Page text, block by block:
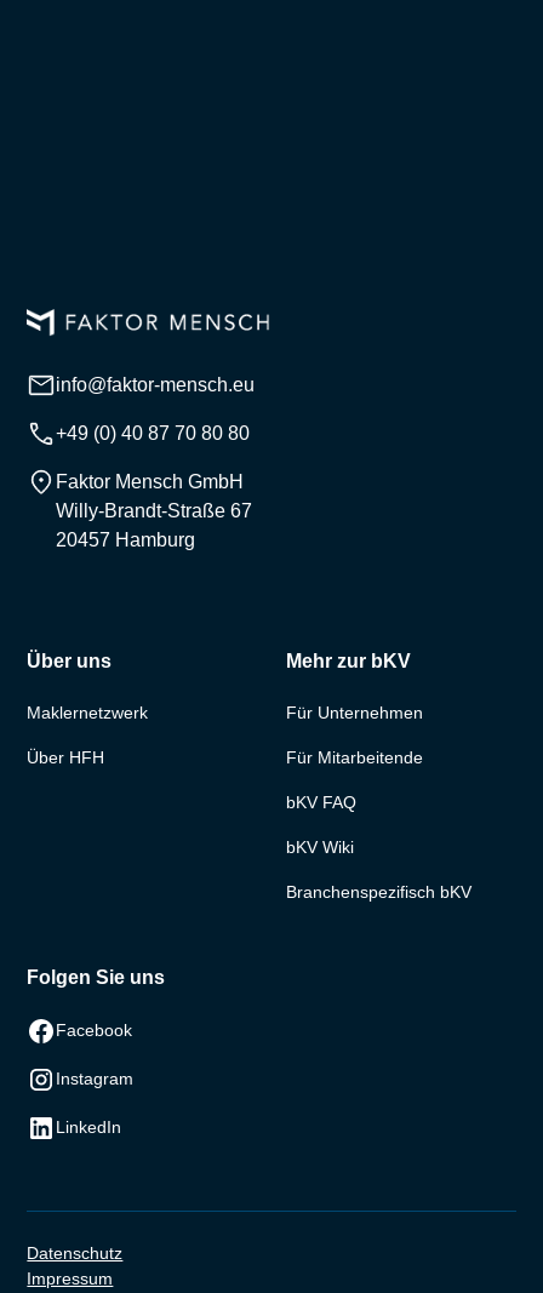
info@faktor-mensch.eu
+49 (0) 40 87 70 80 80
Faktor Mensch GmbH
Willy-Brandt-Straße 67
20457 Hamburg
Über uns
Maklernetzwerk
Über HFH
Mehr zur bKV
Für Unternehmen
Für Mitarbeitende
bKV FAQ
bKV Wiki
Branchenspezifisch bKV
Folgen Sie uns
Facebook
Instagram
LinkedIn
Datenschutz
Impressum